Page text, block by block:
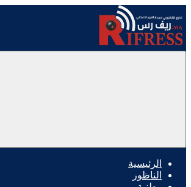
الرئيسية
الناظور